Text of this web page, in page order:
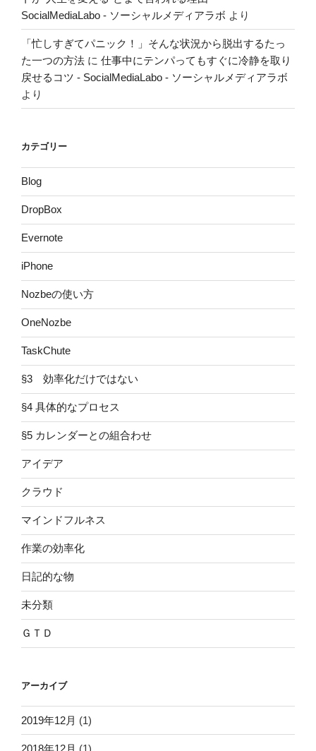
SocialMediaLabo - ソーシャルメディアラボ より
「忙しすぎてパニック！」そんな状況から脱出するたっ
た一つの方法 に 仕事中にテンパってもすぐに冷静を取り
戻せるコツ - SocialMediaLabo - ソーシャルメディアラボ
より
カテゴリー
Blog
DropBox
Evernote
iPhone
Nozbeの使い方
OneNozbe
TaskChute
§3 効率化だけではない
§4 具体的なプロセス
§5 カレンダーとの組合わせ
アイデア
クラウド
マインドフルネス
作業の効率化
日記的な物
未分類
ＧＴＤ
アーカイブ
2019年12月 (1)
2018年12月 (1)